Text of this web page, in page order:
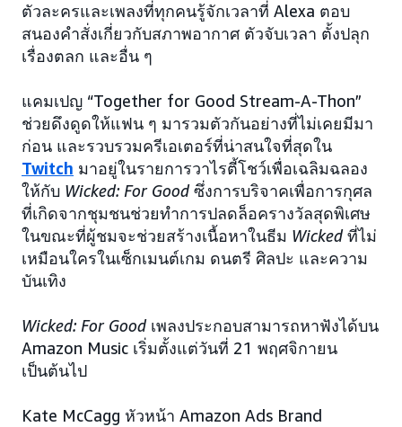
ตัวละครและเพลงที่ทุกคนรู้จักเวลาที่ Alexa ตอบ
สนองคำสั่งเกี่ยวกับสภาพอากาศ ตัวจับเวลา ตั้งปลุก
เรื่องตลก และอื่น ๆ
แคมเปญ “Together for Good Stream-A-Thon”
ช่วยดึงดูดให้แฟน ๆ มารวมตัวกันอย่างที่ไม่เคยมีมา
ก่อน และรวบรวมครีเอเตอร์ที่น่าสนใจที่สุดใน
Twitch มาอยู่ในรายการวาไรตี้โชว์เพื่อเฉลิมฉลอง
ให้กับ Wicked: For Goodซึ่งการบริจาคเพื่อการกุศล
ที่เกิดจากชุมชนช่วยทำการปลดล็อครางวัลสุดพิเศษ
ในขณะที่ผู้ชมจะช่วยสร้างเนื้อหาในธีม Wickedที่ไม่
เหมือนใครในเซ็กเมนต์เกม ดนตรี ศิลปะ และความ
บันเทิง
Wicked: For Goodเพลงประกอบสามารถหาฟังได้บน
Amazon Music เริ่มตั้งแต่วันที่ 21 พฤศจิกายน
เป็นต้นไป
Kate McCagg หัวหน้า Amazon Ads Brand